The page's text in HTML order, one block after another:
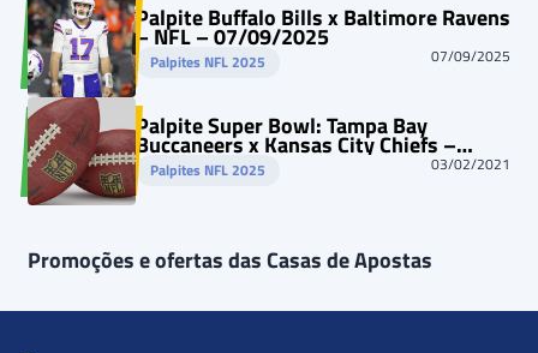
Palpite Buffalo Bills x Baltimore Ravens
– NFL – 07/09/2025
Palpites NFL 2025 07/09/2025
Palpite Super Bowl: Tampa Bay
Buccaneers x Kansas City Chiefs –
Prognóstico – NFL 7/2/2021
Palpites NFL 2025 03/02/2021
Promoções e ofertas das Casas de Apostas